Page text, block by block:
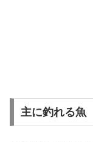
主に釣れる魚